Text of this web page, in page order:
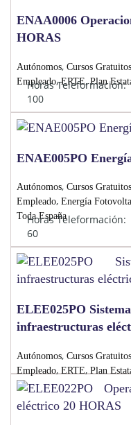
ENAA0006
HORAS
Autónomos, Cursos
Empleado,ERTE,Plan
Horas Teleformación:
100
ENAE005PO
Autónomos, Cursos
Empleado, Energía
Toda España
Horas Teleformación:
60
ELEE025PO
infraestructuras
Autónomos, Cursos
Empleado, ERTE, Plan